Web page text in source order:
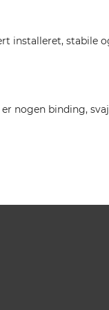
installeret, stabile
nogen binding,